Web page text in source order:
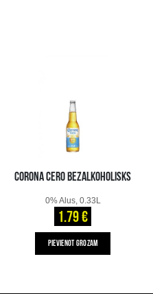
CORONA CERO BEZALKOHOLISKS
0% Alus, 0.33L
1.79 €
PIEVIENOT GROZAM